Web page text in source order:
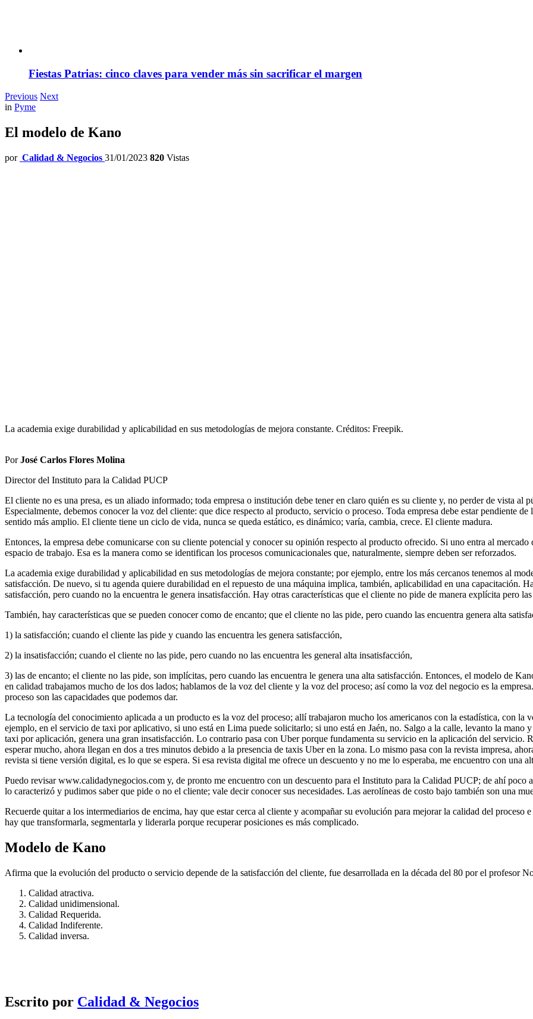
Fiestas Patrias: cinco claves para vender más sin sacrificar el margen
Previous Next
in Pyme
El modelo de Kano
por Calidad & Negocios 31/01/2023 820 Vistas
La academia exige durabilidad y aplicabilidad en sus metodologías de mejora constante. Créditos: Freepik.
PorJosé Carlos Flores Molina
Director del Instituto para la Calidad PUCP
El cliente no es una presa, es un aliado informado; toda empresa o institución debe tener en claro quién es su cliente y, no perder de vista
Especialmente, debemos conocer la voz del cliente: que dice respecto al producto, servicio o proceso. Toda empresa debe estar pendiente
sentido más amplio. El cliente tiene un ciclo de vida, nunca se queda estático, es dinámico; varía, cambia, crece. El cliente madura.
Entonces, la empresa debe comunicarse con su cliente potencial y conocer su opinión respecto al producto ofrecido. Si uno entra al
espacio de trabajo. Esa es la manera como se identifican los procesos comunicacionales que, naturalmente, siempre deben ser reforzados.
La academia exige durabilidad y aplicabilidad en sus metodologías de mejora constante; por ejemplo, entre los más cercanos tenemos al
satisfacción. De nuevo, si tu agenda quiere durabilidad en el repuesto de una máquina implica, también, aplicabilidad en una capacitación.
satisfacción, pero cuando no la encuentra le genera insatisfacción. Hay otras características que el cliente no pide de manera explícita pero
También, hay características que se pueden conocer como de encanto; que el cliente no las pide, pero cuando las encuentra genera alta
1) la satisfacción; cuando el cliente las pide y cuando las encuentra les genera satisfacción,
2) la insatisfacción; cuando el cliente no las pide, pero cuando no las encuentra les general alta insatisfacción,
3) las de encanto; el cliente no las pide, son implícitas, pero cuando las encuentra le genera una alta satisfacción. Entonces, el modelo de
en calidad trabajamos mucho de los dos lados; hablamos de la voz del cliente y la voz del proceso; así como la voz del negocio es la
proceso son las capacidades que podemos dar.
La tecnología del conocimiento aplicada a un producto es la voz del proceso; allí trabajaron mucho los americanos con la estadística, con
ejemplo, en el servicio de taxi por aplicativo, si uno está en Lima puede solicitarlo; si uno está en Jaén, no. Salgo a la calle, levanto la mano
taxi por aplicación, genera una gran insatisfacción. Lo contrario pasa con Uber porque fundamenta su servicio en la aplicación del servicio.
esperar mucho, ahora llegan en dos a tres minutos debido a la presencia de taxis Uber en la zona. Lo mismo pasa con la revista impresa,
revista si tiene versión digital, es lo que se espera. Si esa revista digital me ofrece un descuento y no me lo esperaba, me encuentro con una
Puedo revisar www.calidadynegocios.com y, de pronto me encuentro con un descuento para el Instituto para la Calidad PUCP; de ahí
lo caracterizó y pudimos saber que pide o no el cliente; vale decir conocer sus necesidades. Las aerolíneas de costo bajo también son una
Recuerde quitar a los intermediarios de encima, hay que estar cerca al cliente y acompañar su evolución para mejorar la calidad del
hay que transformarla, segmentarla y liderarla porque recuperar posiciones es más complicado.
Modelo de Kano
Afirma que la evolución del producto o servicio depende de la satisfacción del cliente, fue desarrollada en la década del 80 por el profesor
Calidad atractiva.
Calidad unidimensional.
Calidad Requerida.
Calidad Indiferente.
Calidad inversa.
Escrito por Calidad & Negocios